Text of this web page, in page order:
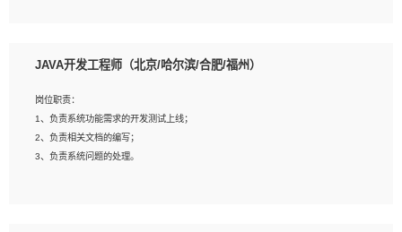
岗位要求：
2、精通linux命令。
3、熟悉oracle、mysql 数据库。
4、善于沟通，具有良好的团队合作精神和协作能力。
5、必须有实际的生产环境系统维护经验。
JAVA开发工程师（北京/哈尔滨/合肥/福州）
岗位职责：
1、负责系统功能需求的开发测试上线；
2、负责相关文档的编写；
3、负责系统问题的处理。